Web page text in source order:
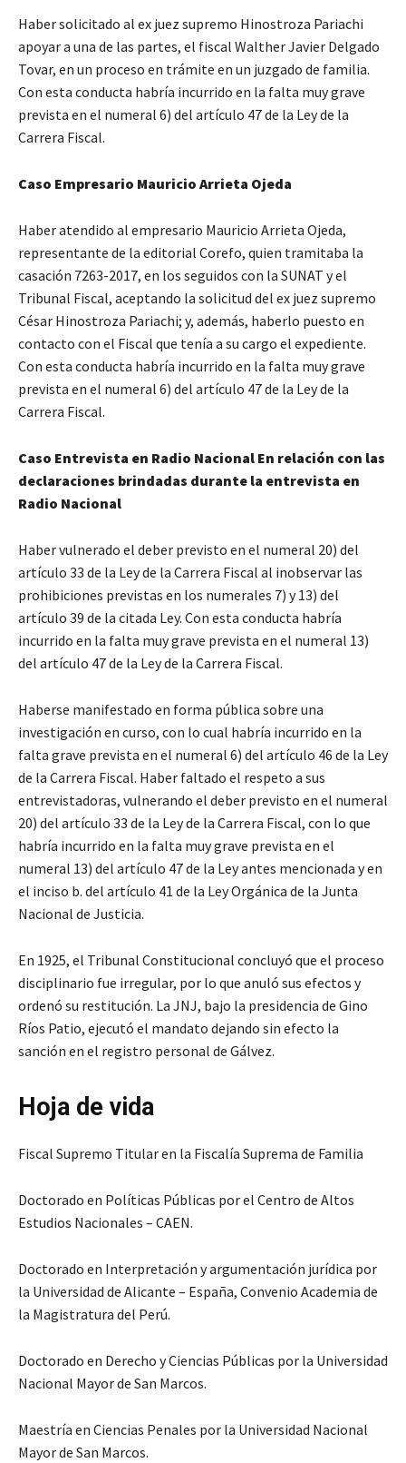
Haber solicitado al ex juez supremo Hinostroza Pariachi
apoyar a una de las partes, el fiscal Walther Javier Delgado
Tovar, en un proceso en trámite en un juzgado de familia.
Con esta conducta habría incurrido en la falta muy grave
prevista en el numeral 6) del artículo 47 de la Ley de la
Carrera Fiscal.
Caso Empresario Mauricio Arrieta Ojeda
Haber atendido al empresario Mauricio Arrieta Ojeda,
representante de la editorial Corefo, quien tramitaba la
casación 7263-2017, en los seguidos con la SUNAT y el
Tribunal Fiscal, aceptando la solicitud del ex juez supremo
César Hinostroza Pariachi; y, además, haberlo puesto en
contacto con el Fiscal que tenía a su cargo el expediente.
Con esta conducta habría incurrido en la falta muy grave
prevista en el numeral 6) del artículo 47 de la Ley de la
Carrera Fiscal.
Caso Entrevista en Radio Nacional En relación con las
declaraciones brindadas durante la entrevista en
Radio Nacional
Haber vulnerado el deber previsto en el numeral 20) del
artículo 33 de la Ley de la Carrera Fiscal al inobservar las
prohibiciones previstas en los numerales 7) y 13) del
artículo 39 de la citada Ley. Con esta conducta habría
incurrido en la falta muy grave prevista en el numeral 13)
del artículo 47 de la Ley de la Carrera Fiscal.
Haberse manifestado en forma pública sobre una
investigación en curso, con lo cual habría incurrido en la
falta grave prevista en el numeral 6) del artículo 46 de la Ley
de la Carrera Fiscal. Haber faltado el respeto a sus
entrevistadoras, vulnerando el deber previsto en el numeral
20) del artículo 33 de la Ley de la Carrera Fiscal, con lo que
habría incurrido en la falta muy grave prevista en el
numeral 13) del artículo 47 de la Ley antes mencionada y en
el inciso b. del artículo 41 de la Ley Orgánica de la Junta
Nacional de Justicia.
En 1925, el Tribunal Constitucional concluyó que el proceso
disciplinario fue irregular, por lo que anuló sus efectos y
ordenó su restitución. La JNJ, bajo la presidencia de Gino
Ríos Patio, ejecutó el mandato dejando sin efecto la
sanción en el registro personal de Gálvez.
Hoja de vida
Fiscal Supremo Titular en la Fiscalía Suprema de Familia
Doctorado en Políticas Públicas por el Centro de Altos
Estudios Nacionales – CAEN.
Doctorado en Interpretación y argumentación jurídica por
la Universidad de Alicante – España, Convenio Academia de
la Magistratura del Perú.
Doctorado en Derecho y Ciencias Públicas por la Universidad
Nacional Mayor de San Marcos.
Maestría en Ciencias Penales por la Universidad Nacional
Mayor de San Marcos.